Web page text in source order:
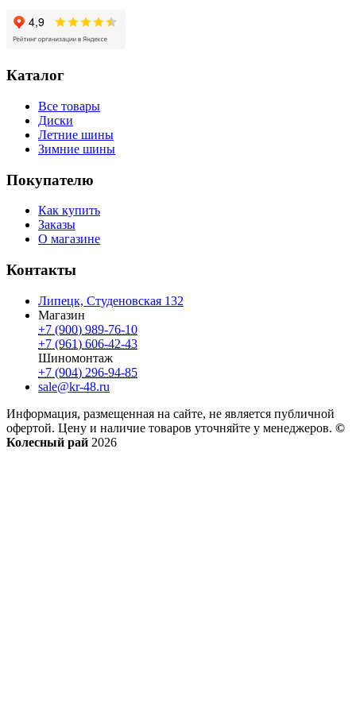
Каталог
Все товары
Диски
Летние шины
Зимние шины
Покупателю
Как купить
Заказы
О магазине
Контакты
Липецк, Студеновская 132
Магазин
+7 (900) 989-76-10
+7 (961) 606-42-43
Шиномонтаж
+7 (904) 296-94-85
sale@kr-48.ru
Информация, размещенная на сайте, не является публичной
офертой. Цену и наличие товаров уточняйте у менеджеров. ©
Колесный рай 2026